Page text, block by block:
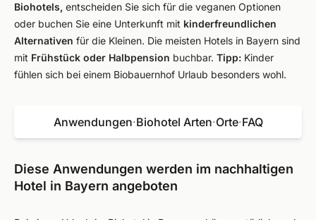
Biohotels, entscheiden Sie sich für die veganen Optionen
oder buchen Sie eine Unterkunft mit kinderfreundlichen
Alternativen für die Kleinen. Die meisten Hotels in Bayern sind
mit Frühstück oder Halbpension buchbar. Tipp: Kinder
fühlen sich bei einem Biobauernhof Urlaub besonders wohl.
Anwendungen·Biohotel Arten·Orte·FAQ
Diese Anwendungen werden im nachhaltigen
Hotel in Bayern angeboten